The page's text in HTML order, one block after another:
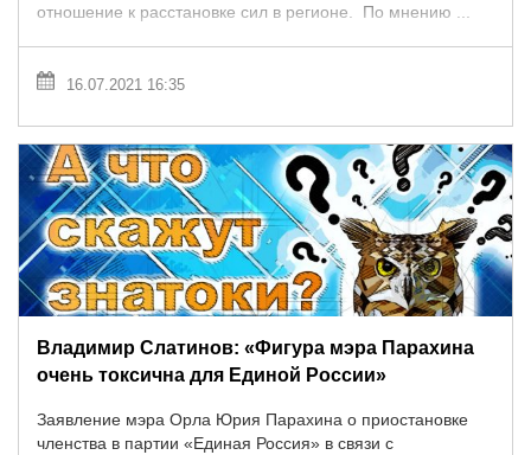
отношение к расстановке сил в регионе. По мнению ...
16.07.2021 16:35
Владимир Слатинов: «Фигура мэра Парахина
очень токсична для Единой России»
Заявление мэра Орла Юрия Парахина о приостановке
членства в партии «Единая Россия» в связи с